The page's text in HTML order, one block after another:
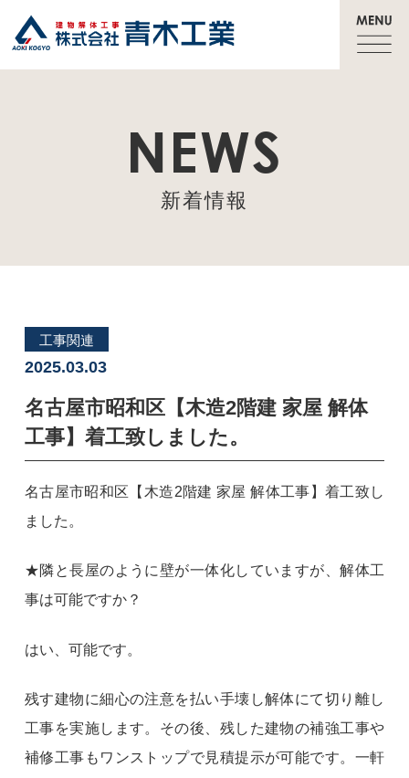
NEWS
新着情報
工事関連
2025.03.03
名古屋市昭和区【木造2階建 家屋 解体
工事】着工致しました。
名古屋市昭和区【木造2階建 家屋 解体工事】着工致し
ました。
★隣と長屋のように壁が一体化していますが、解体工
事は可能ですか？
はい、可能です。
残す建物に細心の注意を払い手壊し解体にて切り離し
工事を実施します。その後、残した建物の補強工事や
補修工事もワンストップで見積提示が可能です。一軒